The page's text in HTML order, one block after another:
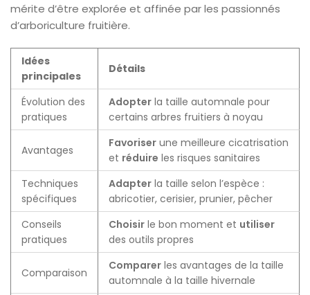
mérite d’être explorée et affinée par les passionnés
d’arboriculture fruitière.
Idées
principales
Détails
Évolution des
pratiques
Adopter la taille automnale pour
certains arbres fruitiers à noyau
Avantages
Favoriser une meilleure cicatrisation
et réduire les risques sanitaires
Techniques
spécifiques
Adapter la taille selon l’espèce :
abricotier, cerisier, prunier, pêcher
Conseils
pratiques
Choisir le bon moment et utiliser
des outils propres
Comparaison
Comparer les avantages de la taille
automnale à la taille hivernale